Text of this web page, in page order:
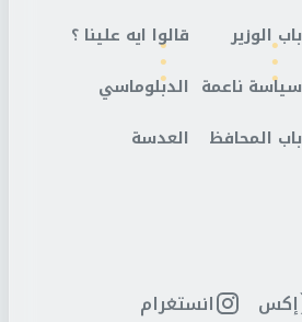
باب الوزير
سياسة ناعمة
باب المحافظ
قالوا ايه علينا ؟
الدبلوماسي
العدسة
إكس
انستغرام